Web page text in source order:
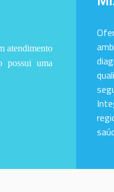
atendimento
possui uma